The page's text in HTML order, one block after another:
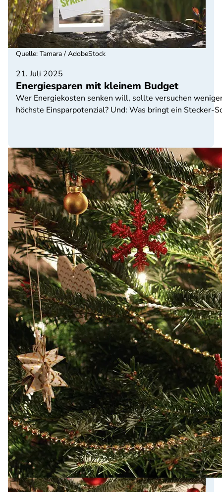
21. Juli 2025
Energiesparen mit kleinem Budget
Wer Energiekosten senken will, sollte versuchen
höchste Einsparpotenzial? Und: Was bringt ein Stecker-
Quelle: Tamara / AdobeStock